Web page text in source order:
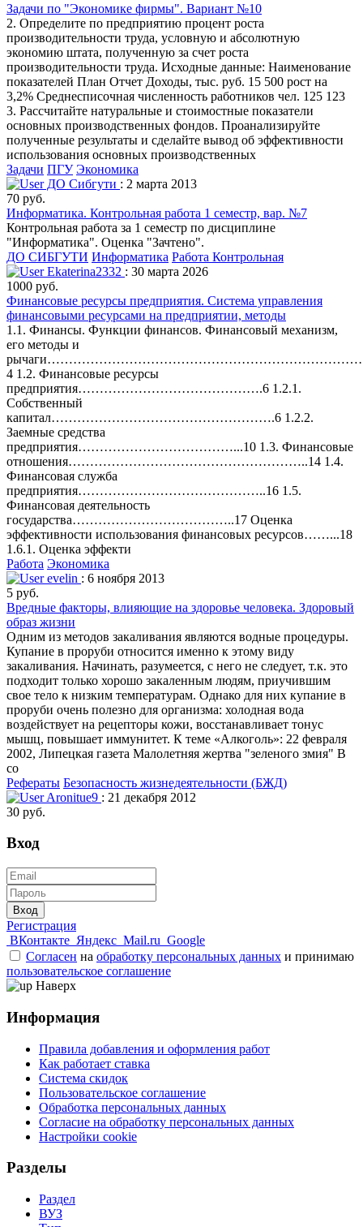
Задачи по "Экономике фирмы". Вариант №10
2. Определите по предприятию процент роста
производительности труда, условную и абсолютную
экономию штата, полученную за счет роста
производительности труда. Исходные данные: Наименование
показателей План Отчет Доходы, тыс. руб. 15 500 рост на
3,2% Среднесписочная численность работников чел. 125 123
3. Рассчитайте натуральные и стоимостные показатели
основных производственных фондов. Проанализируйте
полученные результаты и сделайте вывод об эффективности
использования основных производственных
Задачи ПГУ Экономика
ДО Сибгути : 2 марта 2013
70 руб.
Информатика. Контрольная работа 1 семестр, вар. №7
Контрольная работа за 1 семестр по дисциплине
"Информатика". Оценка "Зачтено".
ДО СИБГУТИ Информатика Работа Контрольная
Ekaterina2332 : 30 марта 2026
1000 руб.
Финансовые ресурсы предприятия. Система управления
финансовыми ресурсами на предприятии, методы
1.1. Финансы. Функции финансов. Финансовый механизм,
его методы и
4 1.2. Финансовые ресурсы
предприятия…………………………………….6 1.2.1.
Собственный
капитал…………………………………………….6 1.2.2.
Заемные средства
предприятия………………………………...10 1.3. Финансовые
отношения………………………………………………..14 1.4.
Финансовая служба
предприятия……………………………………..16 1.5.
Финансовая деятельность
государства………………………………..17 Оценка
эффективности использования финансовых ресурсов……...18
1.6.1. Оценка эффекти
Работа Экономика
evelin : 6 ноября 2013
5 руб.
Вредные факторы, влияющие на здоровье человека. Здоровый
образ жизни
Одним из методов закаливания являются водные процедуры.
Купание в проруби относится именно к этому виду
закаливания. Начинать, разумеется, с него не следует, т.к. это
подходит только хорошо закаленным людям, приучившим
свое тело к низким температурам. Однако для них купание в
проруби очень полезно для организма: холодная вода
воздействует на рецепторы кожи, восстанавливает тонус
мышц, повышает иммунитет. К теме «Алкоголь»: 22 февраля
2002, Липецкая газета Малолетняя жертва "зеленого змия" В
со
Рефераты Безопасность жизнедеятельности (БЖД)
Aronitue9 : 21 декабря 2012
30 руб.
Вход
Вход
Регистрация
ВКонтакте Яндекс Mail.ru Google
Согласен на обработку персональных данных и принимаю
пользовательское соглашение
Наверх
Информация
Правила добавления и оформления работ
Как работает ставка
Система скидок
Пользовательское соглашение
Обработка персональных данных
Согласие на обработку персональных данных
Настройки cookie
Разделы
Раздел
ВУЗ